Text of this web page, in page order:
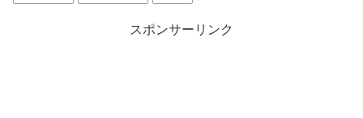
スポンサーリンク